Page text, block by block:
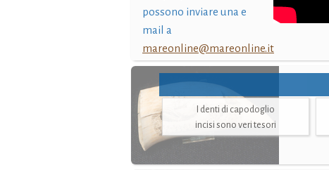
possono inviare una e
mail a
mareonline@mareonline.it
I denti di capodoglio
incisi sono veri tesori